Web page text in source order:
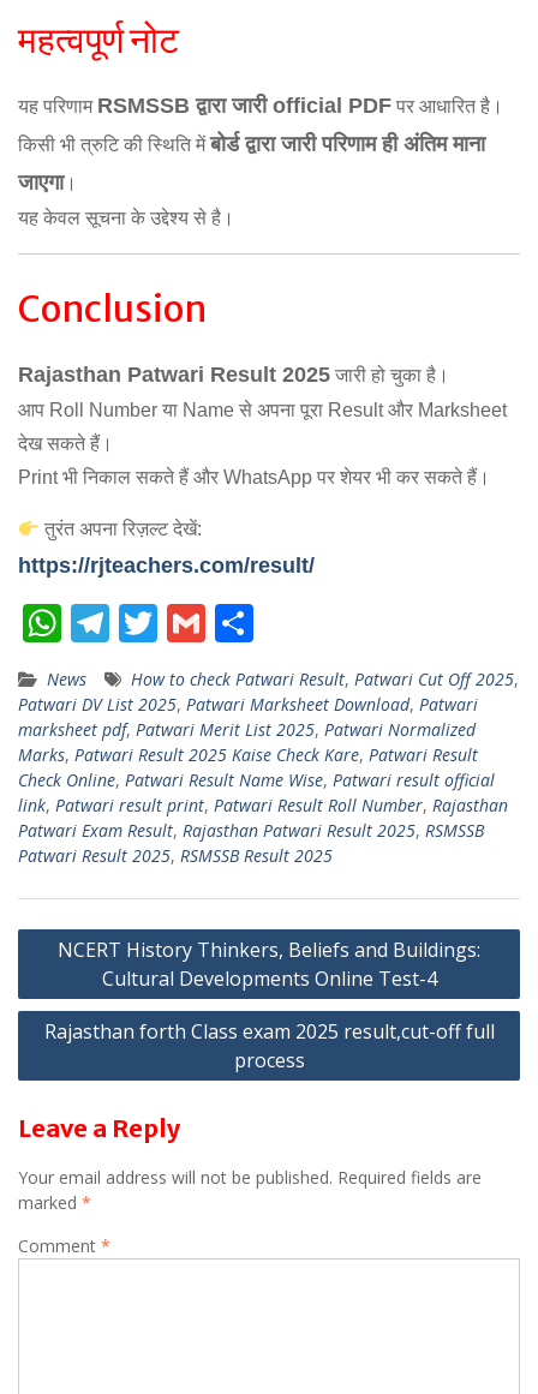
महत्वपूर्ण नोट
यह परिणाम RSMSSB द्वारा जारी official PDF पर आधारित है।
किसी भी त्रुटि की स्थिति मेंबोर्ड द्वारा जारी परिणाम ही अंतिम माना
जाएगा।
यह केवल सूचना के उद्देश्य से है।
Conclusion
Rajasthan Patwari Result 2025 जारी हो चुका है।
आप Roll Number या Name से अपना पूरा Result और Marksheet
देख सकते हैं।
Print भी निकाल सकते हैं और WhatsApp पर शेयर भी कर सकते हैं।
तुरंत अपना रिज़ल्ट देखें:
https://rjteachers.com/result/
W
at
s
A
p
p
T
el
e
gr
a
m
T
w
itt
er
G
m
ai
l
h
ar
e
News How to check Patwari Result, Patwari Cut Off 2025,
Patwari DV List 2025, Patwari Marksheet Download, Patwari
marksheet pdf, Patwari Merit List 2025, Patwari Normalized
Marks, Patwari Result 2025 Kaise Check Kare, Patwari Result
Check Online, Patwari Result Name Wise, Patwari result official
link, Patwari result print, Patwari Result Roll Number, Rajasthan
Patwari Exam Result, Rajasthan Patwari Result 2025, RSMSSB
Patwari Result 2025, RSMSSB Result 2025
Post
navigation
NCERT History Thinkers, Beliefs and Buildings:
Cultural Developments Online Test-4
Rajasthan forth Class exam 2025 result,cut-off full
process
Leave a Reply
Your email address will not be published. Required fields are
marked *
Comment *